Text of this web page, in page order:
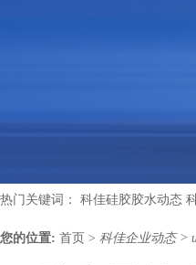
热门关键词： 科佳硅胶胶水动态
您的位置: 首页 > 科佳企业动态 >